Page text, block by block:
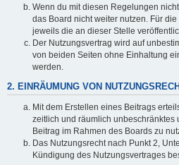
Wenn du mit diesen Regelungen
das Board nicht weiter nutzen. Für
jeweils die an dieser Stelle
Der Nutzungsvertrag wird auf
von beiden Seiten ohne Einhaltung
werden.
2. EINRÄUMUNG VON
Mit dem Erstellen eines Beitrags
zeitlich und räumlich unbeschränktes
Beitrag im Rahmen des Boards zu
Das Nutzungsrecht nach Punkt 2,
Kündigung des Nutzungsvertrages